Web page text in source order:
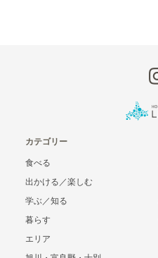
カテゴリー
食べる
出かける／楽しむ
学ぶ／知る
暮らす
エリア